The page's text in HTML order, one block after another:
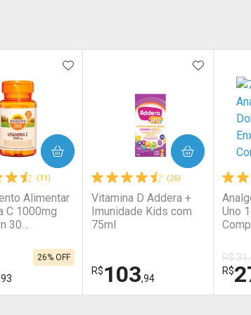
FAVORITOS
(11)
Alimentar
C 1000mg
30
26% OFF
ADICIONAR AOS FAVORITOS
COMPRAR
(26)
Vitamina D Addera +
Imunidade Kids com
75ml
R$103,94
COMPRAR
Uno
R$
R$